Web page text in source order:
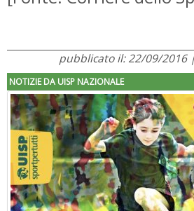
pubblicato il: 22/09/2016
NOTIZIE DA UISP NAZIONALE